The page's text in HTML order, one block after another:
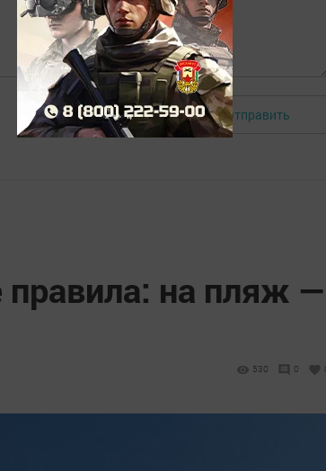
Авторизоваться Отправить
на пляж —
530 0